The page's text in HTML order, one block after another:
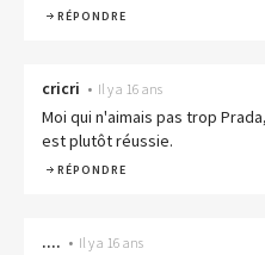
RÉPONDRE
cricri • Il y a 16 ans
Moi qui n'aimais pas trop
est plutôt réussie.
RÉPONDRE
.... • Il y a 16 ans